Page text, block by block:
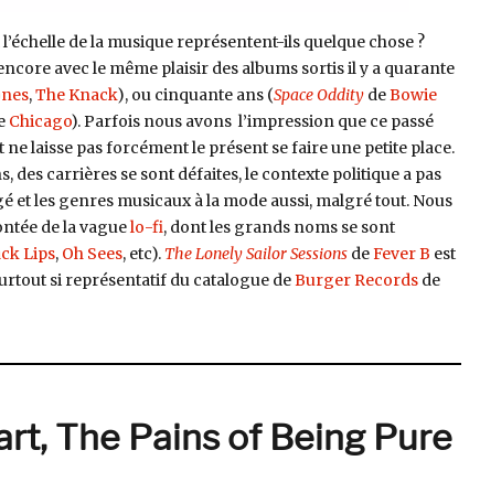
l’échelle de la musique représentent-ils quelque chose ?
avec le même plaisir des albums sortis il y a quarante
,The Knack), ou cinquante ans (Space Oddity deBowie
Chicago). Parfois nous avons l’impression que ce passé
laisse pas forcément le présent se faire une petite place.
des carrières se sont défaites, le contexte politique a pas
et les genres musicaux à la mode aussi, malgré tout. Nous
de la vaguelo-fi, dont les grands noms se sont
Lips, Oh Sees, etc). The Lonely Sailor Sessions deFever B est
si représentatif du catalogue deBurger Recordsde
Fever B, The Lonely Sailor Sessions (Burger Records) »
The Pains of Being Pure